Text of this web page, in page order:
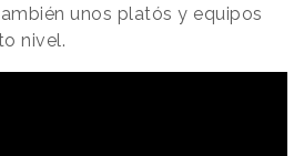
unos platós y equipos
nivel.